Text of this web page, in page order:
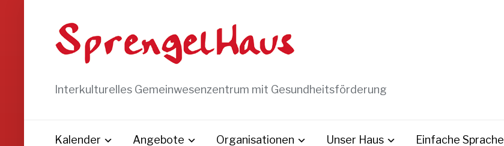
Interkulturelles Gemeinwesenzentrum mit Gesundheitsförderung
Kalender Angebote Organisationen Unser Haus Einfache Sprache